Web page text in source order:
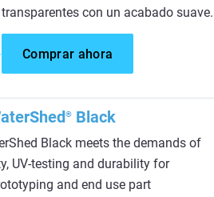
con un acabado suave.
Comprar ahora
® Black
Black meets the demands of
UV-testing and durability for
and end use part